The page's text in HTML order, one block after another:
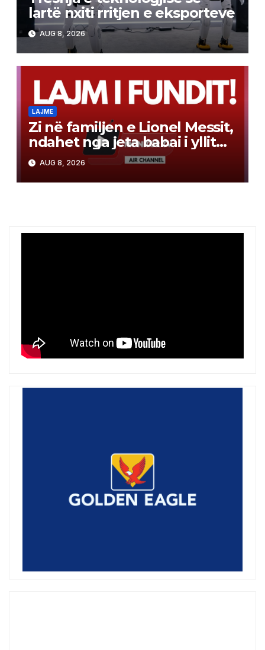
lartë nxiti rritjen e eksporteve
AUG 8, 2026
LAJME
Zi në familjen e Lionel Messit,
ndahet nga jeta babai i yllit
argjentinas, ishte edhe
menaxheri i tij
AUG 8, 2026